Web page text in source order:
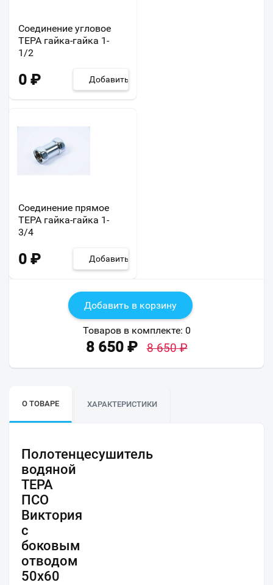
Соединение угловое
ТЕРА гайка-гайка 1-
1/2
0 ₽ Добавить
Соединение прямое
ТЕРА гайка-гайка 1-
3/4
0 ₽ Добавить
Добавить в корзину
Товаров в комплекте: 0
8 650₽ 8 650₽
О ТОВАРЕ ХАРАКТЕРИСТИКИ
Полотенцесушитель
водяной
ТЕРА
ПСО
Виктория
с
боковым
отводом
50х60